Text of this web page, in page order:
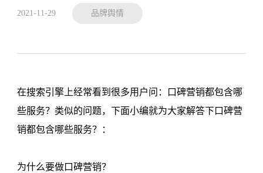
2021-11-29 品牌舆情
在搜索引擎上经常看到很多用户问：口碑营销都包含哪
些服务？类似的问题，下面小编就为大家解答下口碑营
销都包含哪些服务？：
为什么要做口碑营销？